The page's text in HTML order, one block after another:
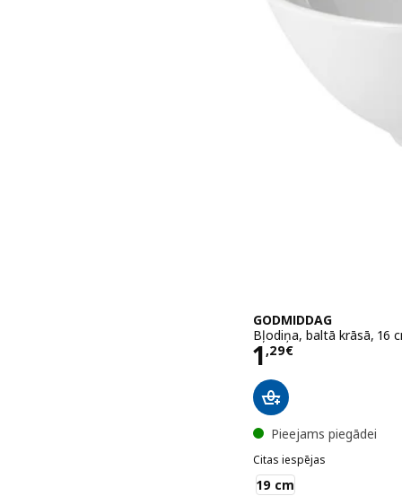
GODMIDDAG
Bļodiņa, baltā krāsā, 16
1,29€
Cena 1,29€
Pieejams piegādei
Citas iespējas
GODMIDDAG
19 cm